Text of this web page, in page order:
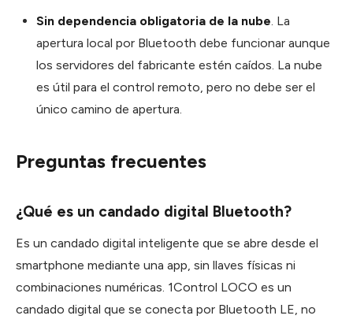
Sin dependencia obligatoria de la nube. La
apertura local por Bluetooth debe funcionar aunque
los servidores del fabricante estén caídos. La nube
es útil para el control remoto, pero no debe ser el
único camino de apertura.
Preguntas frecuentes
¿Qué es un candado digital Bluetooth?
Es un candado digital inteligente que se abre desde el
smartphone mediante una app, sin llaves físicas ni
combinaciones numéricas. 1Control LOCO es un
candado digital que se conecta por Bluetooth LE, no